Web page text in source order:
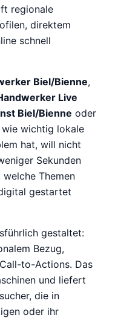
regionale
direktem
schnell
Biel/Bienne,
Live
Biel/Bienne oder
wie wichtig lokale
hat, will nicht
Sekunden
Themen
gestartet
gestaltet:
Bezug,
to-Actions. Das
und liefert
die in
oder ihr